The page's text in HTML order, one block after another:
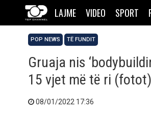
LAJME VIDEO SPORT
POP NEWS TË FUNDIT
Gruaja nis
15 vjet më të ri (fotot)
08/01/2022 17:36